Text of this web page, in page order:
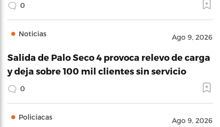
0
Noticias Ago 9, 2026
Salida de Palo Seco 4 provoca relevo de carga
y deja sobre 100 mil clientes sin servicio
0
Policíacas Ago 9, 2026